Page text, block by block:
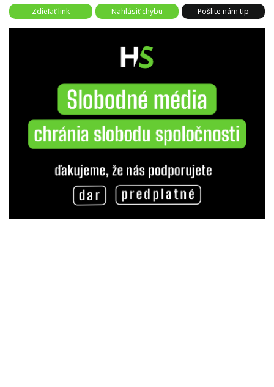
Zdieľať link Nahlásiť chybu Pošlite nám tip